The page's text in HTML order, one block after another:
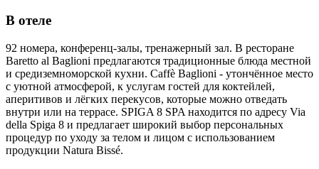
В отеле
92 номера, конференц-залы, тренажерный зал. В ресторане
Baretto al Baglioni предлагаются традиционные блюда местной
и средиземноморской кухни. Caffè Baglioni - утончённое место
с уютной атмосферой, к услугам гостей для коктейлей,
аперитивов и лёгких перекусов, которые можно отведать
внутри или на террасе. SPIGA 8 SPA находится по адресу Via
della Spiga 8 и предлагает широкий выбор персональных
процедур по уходу за телом и лицом с использованием
продукции Natura Bissé.